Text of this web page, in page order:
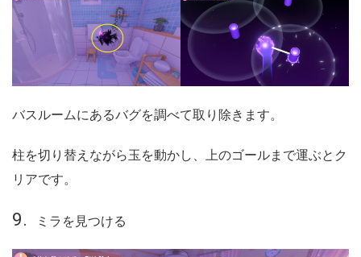
バスルームにあるバグを調べて取り除きます。
柱を切り替えながら玉を動かし、上のゴールまで運ぶとク
リアです。
ミラを見つける